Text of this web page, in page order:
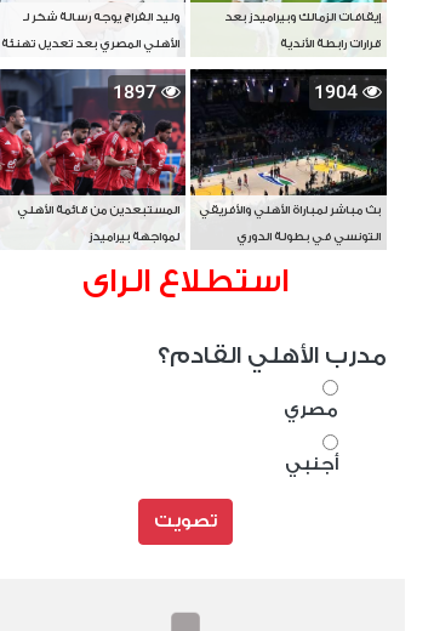
إيقافات الزمالك وبيراميدز بعد
قرارات رابطة الأندية
وليد الفراج يوجه رسالة شكر لـ
الأهلي المصري بعد تعديل تهنئة
بطل آسيا
1904
بث مباشر لمباراة الأهلي والأفريقي
التونسي في بطولة الدوري
1897
المستبعدين من قائمة الأهلي
لمواجهة بيراميدز
استطلاع الراى
مدرب الأهلي القادم؟
مصري
أجنبي
تصويت